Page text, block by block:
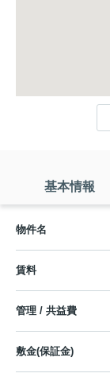
基本情報
物件名
賃料
管理 / 共益費
敷金(保証金)